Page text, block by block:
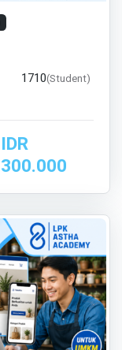
1710(Student)
IDR
300.000